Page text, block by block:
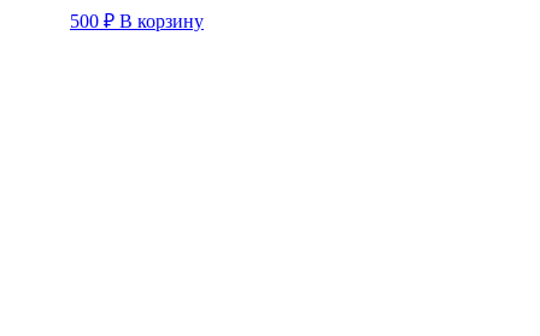
500 ₽ В корзину